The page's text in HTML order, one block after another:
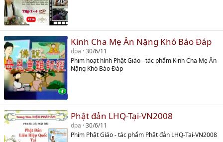
Kinh Cha Mẹ Ân Nặng Khó Báo Đáp
dpa 30/6/11
Phim hoạt hình Phật Giáo - tác phẩm Kinh Cha Mẹ Ân
Nặng Khó Báo Đáp
Phật đản LHQ-Tại-VN2008
dpa 30/6/11
Phim Phật Giáo - tác phẩm Phật đản LHQ-Tại-VN2008